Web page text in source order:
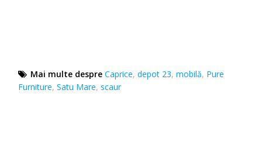
Mai multe despre Caprice,depot 23,mobilă, Pure
Furniture,Satu Mare,scaur